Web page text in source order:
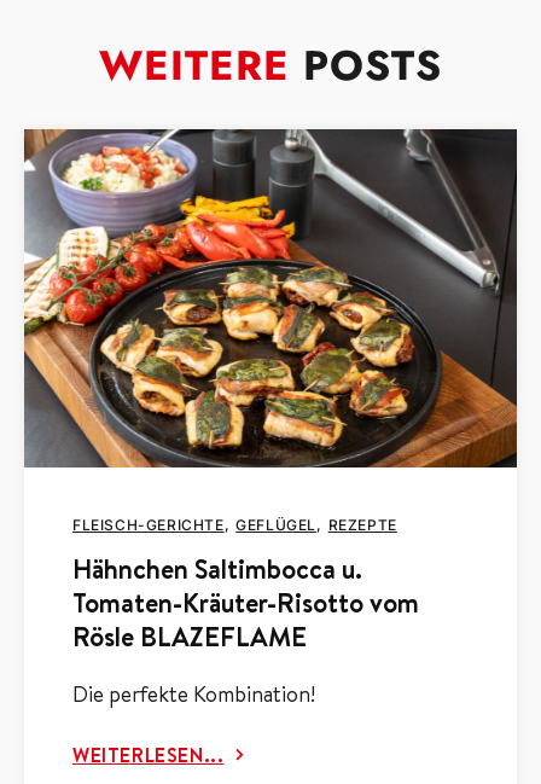
WEITERE POSTS
FLEISCH-GERICHTE GEFLÜGEL REZEPTE
Hähnchen Saltimbocca u.
Tomaten-Kräuter-Risotto vom
Rösle BLAZEFLAME
Die perfekte Kombination!
WEITERLESEN...